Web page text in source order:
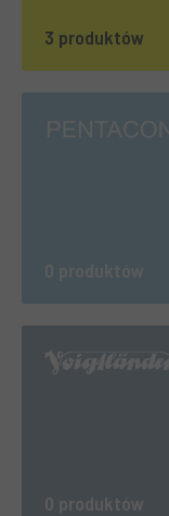
3 produktów
0 produktów